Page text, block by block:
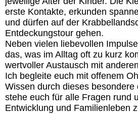
erste Kontakte, erkunden
und dürfen auf der
Entdeckungstour gehen.
Neben vielen liebevollen
das, was im Alltag oft zu kurz
wertvoller Austausch mit
Ich begleite euch mit offenem
Wissen durch dieses besondere
stehe euch für alle Fragen rund
Entwicklung und Familienleben